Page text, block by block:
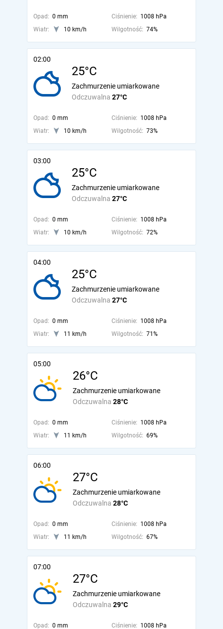
Opad: 0 mm Ciśnienie: 1008 hPa
Wiatr:
10 km/h Wilgotność: 74%
02:00
25°C
Odczuwalna 27°C
Zachmurzenie umiarkowane
Opad: 0 mm Ciśnienie: 1008 hPa
Wiatr:
10 km/h Wilgotność: 73%
03:00
25°C
Odczuwalna 27°C
Zachmurzenie umiarkowane
Opad: 0 mm Ciśnienie: 1008 hPa
Wiatr:
10 km/h Wilgotność: 72%
04:00
25°C
Odczuwalna 27°C
Zachmurzenie umiarkowane
Opad: 0 mm Ciśnienie: 1008 hPa
Wiatr:
11 km/h Wilgotność: 71%
05:00
26°C
Odczuwalna 28°C
Zachmurzenie umiarkowane
Opad: 0 mm Ciśnienie: 1008 hPa
Wiatr:
11 km/h Wilgotność: 69%
06:00
27°C
Odczuwalna 28°C
Zachmurzenie umiarkowane
Opad: 0 mm Ciśnienie: 1008 hPa
Wiatr:
11 km/h Wilgotność: 67%
07:00
27°C
Odczuwalna 29°C
Zachmurzenie umiarkowane
Opad: 0 mm Ciśnienie: 1008 hPa